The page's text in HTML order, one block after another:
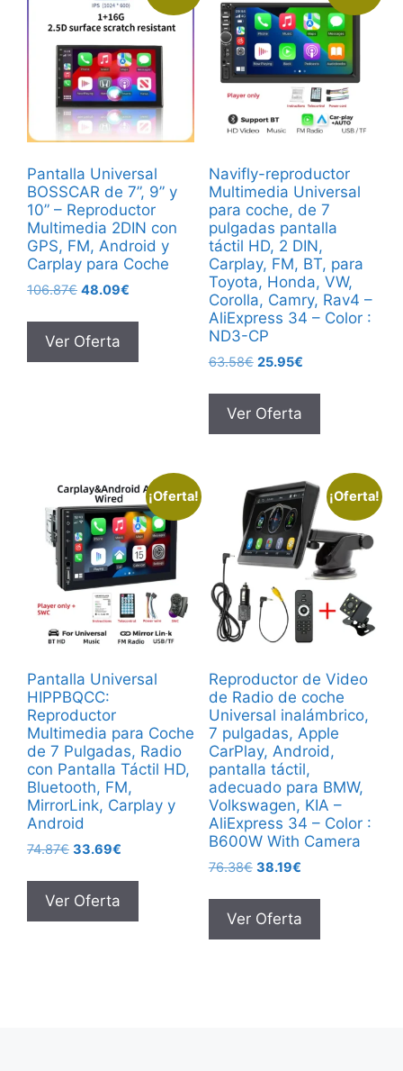
Pantalla Universal
BOSSCAR de 7”, 9” y
10” – Reproductor
Multimedia 2DIN con
GPS, FM, Android y
Carplay para Coche
106.87€ El
original
era:
106.87€.
48.09€
actual
48.09€.
Ver Oferta
Navifly-reproductor
Multimedia Universal
para coche, de 7
pulgadas pantalla
táctil HD, 2 DIN,
Carplay, FM, BT, para
Toyota, Honda, VW,
Corolla, Camry, Rav4 –
AliExpress 34 – Color :
ND3-CP
63.58€ El
original
era:
63.58€.
25.95€El
actual
25.95€.
Ver Oferta
¡Oferta!
Pantalla Universal
HIPPBQCC:
Reproductor
Multimedia para Coche
de 7 Pulgadas, Radio
con Pantalla Táctil HD,
Bluetooth, FM,
MirrorLink, Carplay y
Android
74.87€ El
original
era:
74.87€.
33.69€
actual
33.69€.
Ver Oferta
¡Oferta!
Reproductor de Video
de Radio de coche
Universal inalámbrico,
7 pulgadas, Apple
CarPlay, Android,
pantalla táctil,
adecuado para BMW,
Volkswagen, KIA –
AliExpress 34 – Color :
B600W With Camera
76.38€ El
original
era:
76.38€.
38.19€El
actual
es:
38.19€.
Ver Oferta